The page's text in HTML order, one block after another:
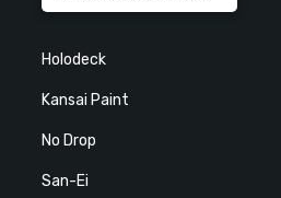
Holodeck
Kansai Paint
No Drop
San-Ei